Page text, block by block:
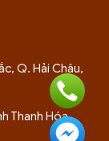
Q. Hải Châu,
Thanh Hóa